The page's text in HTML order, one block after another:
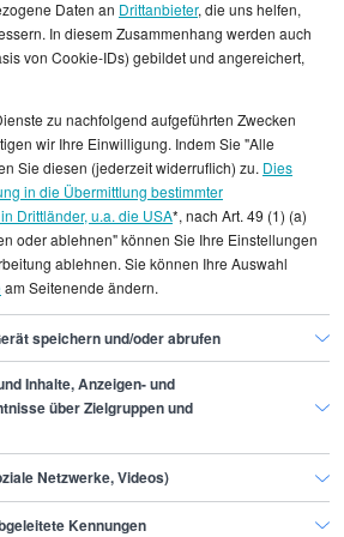
durch StepStone. Es sind
und die Angaben können nicht
zugeordnet werden.
Bildung
Erziehungsberater/in Nürnberg
Job,
passt.
Daten an Drittanbieter, die uns helfen,
In diesem Zusammenhang werden auch
von Cookie-IDs) gebildet und angereichert,
zu nachfolgend aufgeführten Zwecken
wir Ihre Einwilligung. Indem Sie "Alle
Sie diesen (jederzeit widerruflich) zu. Dies
in die Übermittlung bestimmter
Drittländer, u.a. die USA*, nach Art. 49 (1) (a)
oder ablehnen" können Sie Ihre Einstellungen
ablehnen. Sie können Ihre Auswahl
am Seitenende ändern.
speichern und/oder abrufen
Inhalte, Anzeigen- und
über Zielgruppen und
Netzwerke, Videos)
Kennungen